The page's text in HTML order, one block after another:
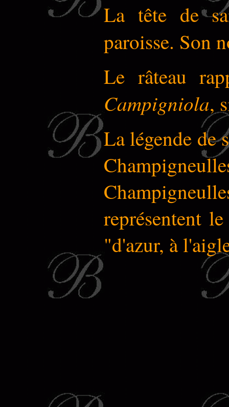
La tête de
paroisse. Son
Le râteau
Campigniola,
La légende de
représentent
"d'azur, à